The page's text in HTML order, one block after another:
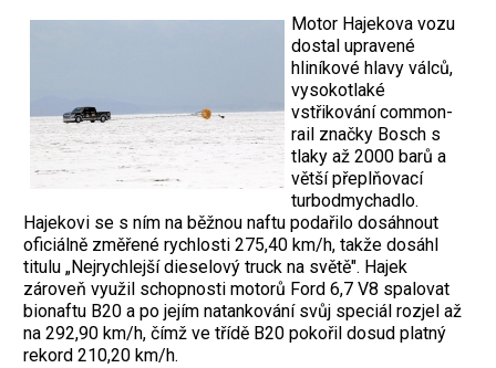
Motor Hajekova vozu
dostal upravené
hliníkové hlavy válců,
vysokotlaké
vstřikování common-
rail značky Bosch s
tlaky až 2000 barů a
větší přeplňovací
turbodmychadlo.
Hajekovi se s ním na běžnou naftu podařilo dosáhnout
oficiálně změřené rychlosti 275,40 km/h, takže dosáhl
titulu „Nejrychlejší dieselový truck na světě". Hajek
zároveň využil schopnosti motorů Ford 6,7 V8 spalovat
bionaftu B20 a po jejím natankování svůj speciál rozjel až
na 292,90 km/h, čímž ve třídě B20 pokořil dosud platný
rekord 210,20 km/h.